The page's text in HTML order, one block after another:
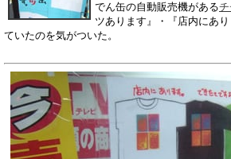
でん缶の自動販売機がある
ツあります』・『店内にあ
ていたのを気がついた。